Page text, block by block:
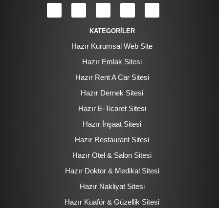
KATEGORİLER
Hazır Kurumsal Web Site
Hazır Emlak Sitesi
Hazır Rent A Car Sitesi
Hazır Dernek Sitesi
Hazır E-Ticaret Sitesi
Hazır İnşaat Sitesi
Hazır Restaurant Sitesi
Hazır Otel & Salon Sitesi
Hazır Doktor & Medikal Sitesi
Hazır Nakliyat Sitesi
Hazır Kuaför & Güzellik Sitesi